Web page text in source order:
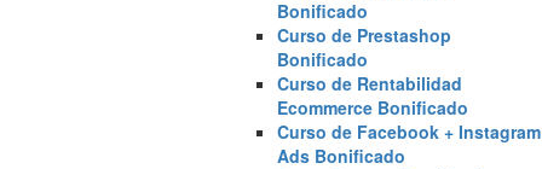
Bonificado
Curso de Prestashop
Bonificado
Curso de Rentabilidad
Ecommerce Bonificado
Curso de Facebook + Instagram
Ads Bonificado